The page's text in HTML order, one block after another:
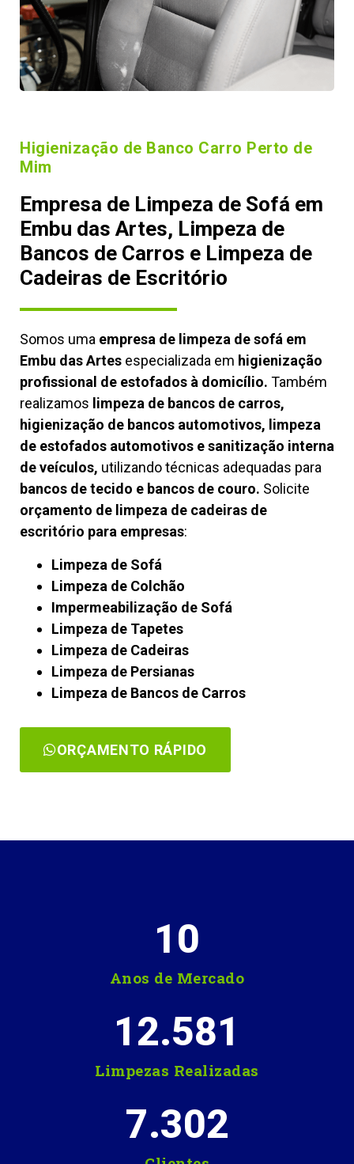
Higienização de Banco Carro Perto de
Mim
Empresa de Limpeza de Sofá em
Embu das Artes, Limpeza de
Bancos de Carros e Limpeza de
Cadeiras de Escritório
Somos uma empresa de limpeza de sofá em
Embu das Artes especializada em higienização
profissional de estofados à domicílio. Também
realizamos limpeza de bancos de carros,
higienização de bancos automotivos, limpeza
de estofados automotivos e sanitização interna
de veículos, utilizando técnicas adequadas para
bancos de tecido e bancos de couro. Solicite
orçamento de limpeza de cadeiras de
escritório para empresas:
Limpeza de Sofá
Limpeza de Colchão
Impermeabilização de Sofá
Limpeza de Tapetes
Limpeza de Cadeiras
Limpeza de Persianas
Limpeza de Bancos de Carros
ORÇAMENTO RÁPIDO
Anos de Mercado
10
Limpezas Realizadas
12.581
7.302